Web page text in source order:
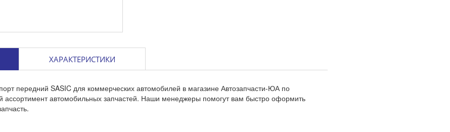
ХАРАКТЕРИСТИКИ
передний SASIC для коммерческих автомобилей в магазине Автозапчасти-ЮА по
ассортимент автомобильных запчастей. Наши менеджеры помогут вам быстро оформить